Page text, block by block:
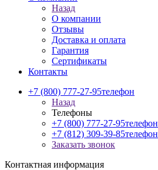
Назад
О компании
Отзывы
Доставка и оплата
Гарантия
Сертификаты
Контакты
+7 (800) 777-27-95телефон
Назад
Телефоны
+7 (800) 777-27-95телефон
+7 (812) 309-39-85телефон
Заказать звонок
Контактная информация